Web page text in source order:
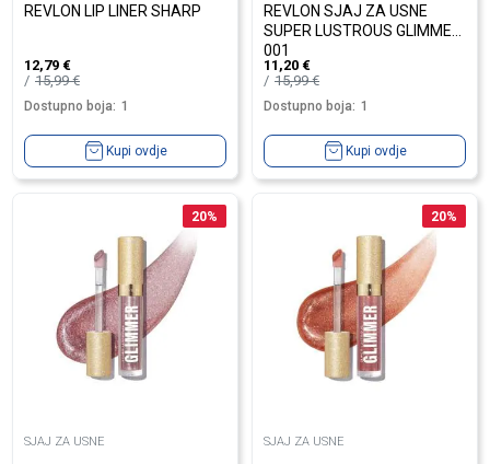
REVLON LIP LINER SHARP
12,79 €
15,99€
Dostupno boja: 1
Kupi ovdje
REVLON SJAJ ZA USNE
SUPER LUSTROUS GLIMMER
001
11,20 €
15,99€
Dostupno boja: 1
Kupi ovdje
20%
SJAJ ZA USNE
20%
SJAJ ZA USNE